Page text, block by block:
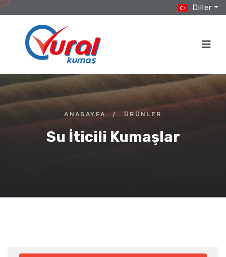
Diller
ANASAYFA / ÜRÜNLER
Su İticili Kumaşlar